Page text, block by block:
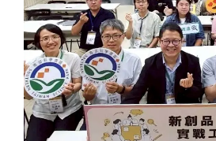
賽：
躍
動
的
生
命
盛
宴